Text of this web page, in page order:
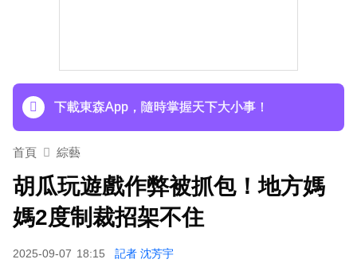
下載東森App，隨時掌握天下大小事！
家長曝「小S私下為人」徹底改觀 網友洗版認證
首頁 綜藝
胡瓜玩遊戲作弊被抓包！地方媽
媽2度制裁招架不住
2025-09-07 18:15 記者 沈芳宇